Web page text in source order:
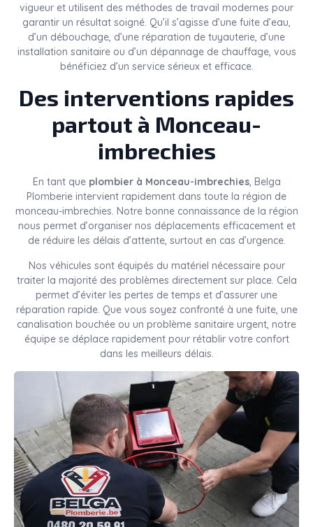
vigueur et utilisent des méthodes de travail modernes pour
garantir un résultat soigné. Qu’il s’agisse d’une fuite d’eau,
d’un débouchage, d’une réparation de tuyauterie, d’une
installation sanitaire ou d’un dépannage de chauffage, vous
bénéficiez d’un service sérieux et efficace.
Des interventions rapides
partout à Monceau-
imbrechies
En tant que plombier à Monceau-imbrechies, Belga
Plomberie intervient rapidement dans toute la région de
monceau-imbrechies. Notre bonne connaissance de la région
nous permet d’organiser nos déplacements efficacement et
de réduire les délais d’attente, surtout en cas d’urgence.
Nos véhicules sont équipés du matériel nécessaire pour
traiter la majorité des problèmes directement sur place. Cela
permet d’éviter les pertes de temps et d’assurer une
réparation rapide. Que vous soyez confronté à une fuite, une
canalisation bouchée ou un problème sanitaire urgent, notre
équipe se déplace rapidement pour rétablir votre confort
dans les meilleurs délais.